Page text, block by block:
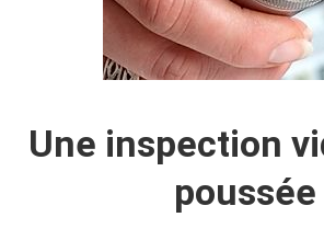
Une inspection
poussée